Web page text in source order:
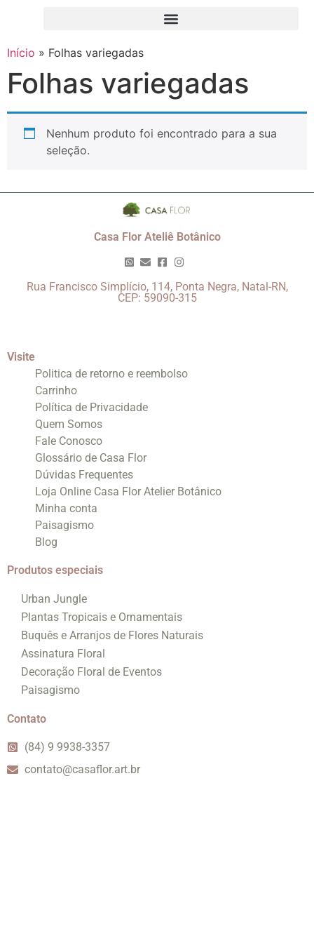
Início » Folhas variegadas
Folhas variegadas
Nenhum produto foi encontrado para a sua
seleção.
Casa Flor Ateliê Botânico
Rua Francisco Simplício, 114, Ponta Negra, Natal-RN,
CEP: 59090-315
Visite
Politica de retorno e reembolso
Carrinho
Política de Privacidade
Quem Somos
Fale Conosco
Glossário de Casa Flor
Dúvidas Frequentes
Loja Online Casa Flor Atelier Botânico
Minha conta
Paisagismo
Blog
Produtos especiais
Urban Jungle
Plantas Tropicais e Ornamentais
Buquês e Arranjos de Flores Naturais
Assinatura Floral
Decoração Floral de Eventos
Paisagismo
Contato
(84) 9 9938-3357
contato@casaflor.art.br